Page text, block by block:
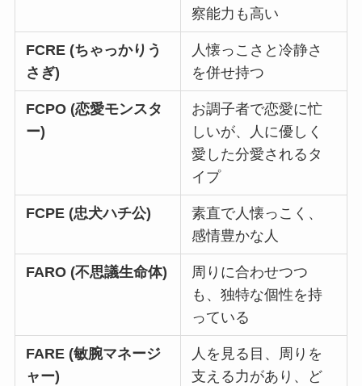
察能力も高い
FCRE (ちゃっかりう
さぎ)
人懐っこさと冷静さ
を併せ持つ
FCPO (恋愛モンスタ
ー)
お調子者で恋愛に忙
しいが、人に優しく
愛した分愛されるタ
イプ
FCPE (忠犬ハチ公)
素直で人懐っこく、
感情豊かな人
FARO (不思議生命体)
周りに合わせつつ
も、独特な個性を持
っている
FARE (敏腕マネージ
ャー)
人を見る目、周りを
支える力があり、ど